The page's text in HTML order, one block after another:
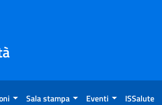
Sala stampa Eventi ISSalute